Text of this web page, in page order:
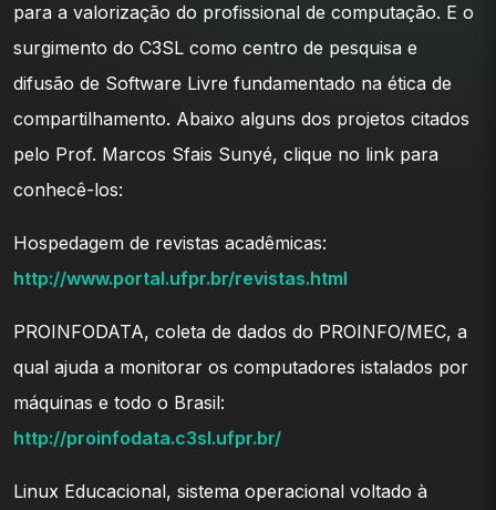
para a valorização do profissional de computação. E o
surgimento do C3SL como centro de pesquisa e
difusão de Software Livre fundamentado na ética de
compartilhamento. Abaixo alguns dos projetos citados
pelo Prof. Marcos Sfais Sunyé, clique no link para
conhecê-los:
Hospedagem de revistas acadêmicas:
http://www.portal.ufpr.br/revistas.html
PROINFODATA, coleta de dados do PROINFO/MEC, a
qual ajuda a monitorar os computadores istalados por
máquinas e todo o Brasil:
http://proinfodata.c3sl.ufpr.br/
Linux Educacional, sistema operacional voltado à